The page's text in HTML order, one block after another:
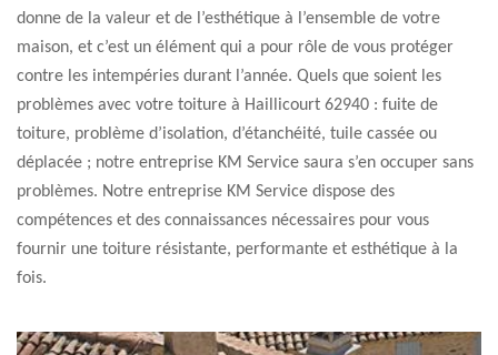
donne de la valeur et de l’esthétique à l’ensemble de votre
maison, et c’est un élément qui a pour rôle de vous protéger
contre les intempéries durant l’année. Quels que soient les
problèmes avec votre toiture à Haillicourt 62940 : fuite de
toiture, problème d’isolation, d’étanchéité, tuile cassée ou
déplacée ; notre entreprise KM Service saura s’en occuper sans
problèmes. Notre entreprise KM Service dispose des
compétences et des connaissances nécessaires pour vous
fournir une toiture résistante, performante et esthétique à la
fois.